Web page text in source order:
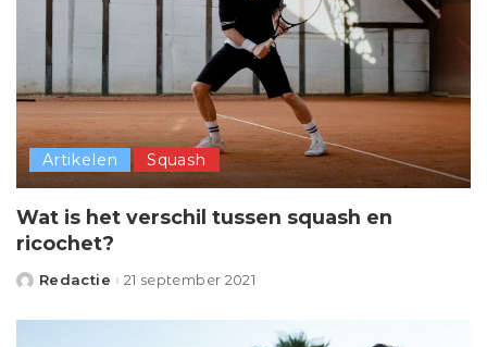
Artikelen Squash
Wat is het verschil tussen squash en
ricochet?
Posted
Redactie 21 september 2021